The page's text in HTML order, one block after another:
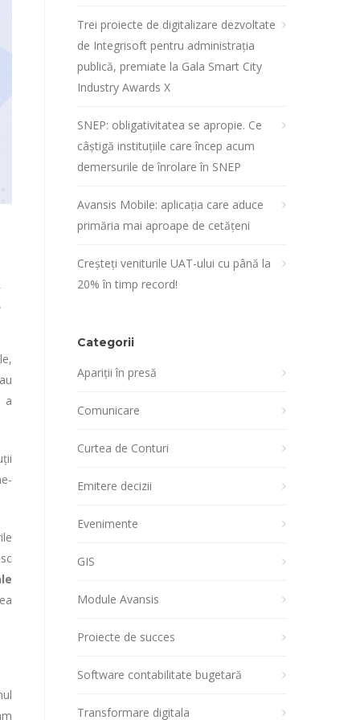
,
a
Trei proiecte de digitalizare dezvoltate
de Integrisoft pentru administrația
publică, premiate la Gala Smart City
Industry Awards X
SNEP: obligativitatea se apropie. Ce
câștigă instituțiile care încep acum
demersurile de înrolare în SNEP
Avansis Mobile: aplicația care aduce
primăria mai aproape de cetățeni
Creșteți veniturile UAT-ului cu până la
20% în timp record!
Categorii
Apariții în presă
Comunicare
Curtea de Conturi
Emitere decizii
Evenimente
GIS
Module Avansis
Proiecte de succes
Software contabilitate bugetară
Transformare digitala